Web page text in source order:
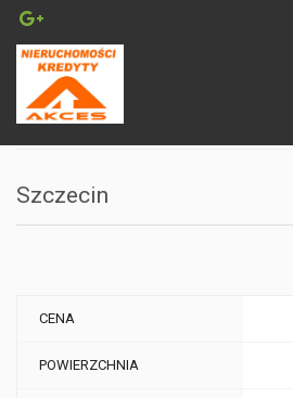
Szczecin
CENA
POWIERZCHNIA